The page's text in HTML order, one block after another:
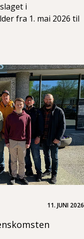
i
fra 1. mai 2026 til
11. JUNI 2026